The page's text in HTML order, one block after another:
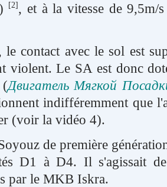
[2] , et à la vitesse de 9,5m/
le contact avec le sol est
violent. Le SA est donc
(Двигатель Мягкой
indifféremment que
(voir la vidéo 4).
de première
D1 à D4. Il s'agissait
par le MKB Iskra.